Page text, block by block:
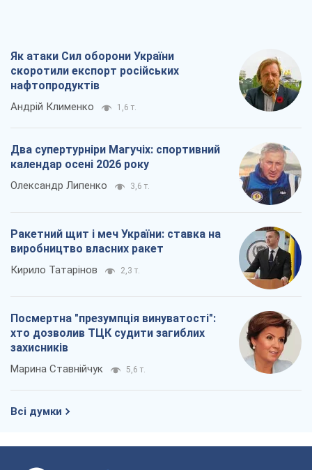
Як атаки Сил оборони України
скоротили експорт російських
нафтопродуктів
Андрій Клименко 1,6 т.
Два супертурніри Магучіх: спортивний
календар осені 2026 року
Олександр Липенко 3,6 т.
Ракетний щит і меч України: ставка на
виробництво власних ракет
Кирило Татарінов 2,3 т.
Посмертна "презумпція винуватості":
хто дозволив ТЦК судити загиблих
захисників
Марина Ставнійчук 5,6 т.
Всі думки